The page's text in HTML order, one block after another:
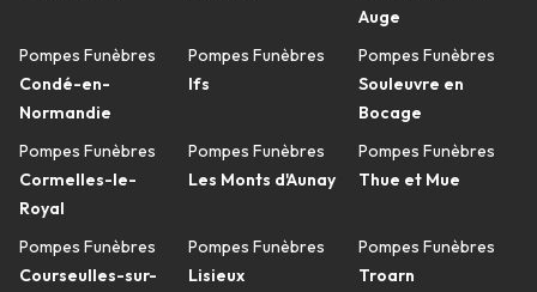
Pompes Funèbres
Condé-en-
Normandie
Pompes Funèbres
Cormelles-le-
Royal
Pompes Funèbres
Courseulles-sur-
Pompes Funèbres
Ifs
Pompes Funèbres
Les Monts d'Aunay
Pompes Funèbres
Lisieux
Auge
Pompes Funèbres
Souleuvre en
Bocage
Pompes Funèbres
Thue et Mue
Pompes Funèbres
Troarn